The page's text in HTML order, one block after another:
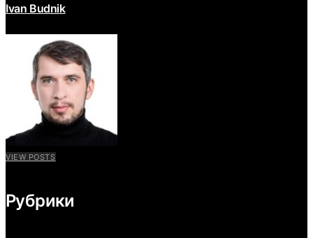
Ivan Budnik
VIEW POSTS
Рубрики